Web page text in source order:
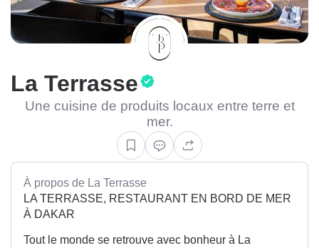
La Terrasse
Une cuisine de produits locaux entre terre et
mer.
À propos de La Terrasse
LA TERRASSE, RESTAURANT EN BORD DE MER
À DAKAR
Tout le monde se retrouve avec bonheur à La